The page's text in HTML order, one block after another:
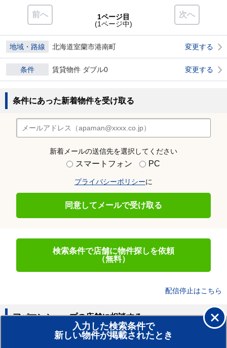
前へ 次へ
1ページ目
(1ページ中)
地域・路線 北海道室蘭市港南町 変更する
条件 賃貸物件 ダブル0 変更する
条件にあった新着物件を受け取る
新着メールの送信先を選択してください
スマートフォン PC
プライバシーポリシーに
同意してメールで受け取る
検索条件で店舗に物件探しを依頼
（無料）
配信停止はこちら
入力した検索条件で
新しい物件が掲載されたとき
アパマンショップの店舗に相談する
賃貸のプロがお部屋探し！